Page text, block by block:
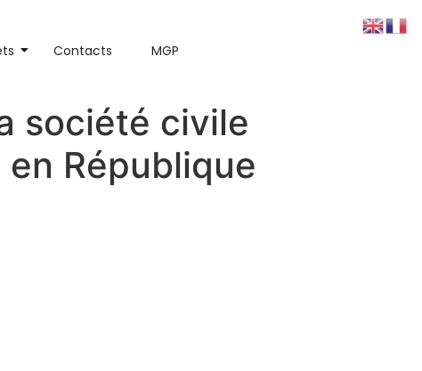
Contacts MGP
société civile
République